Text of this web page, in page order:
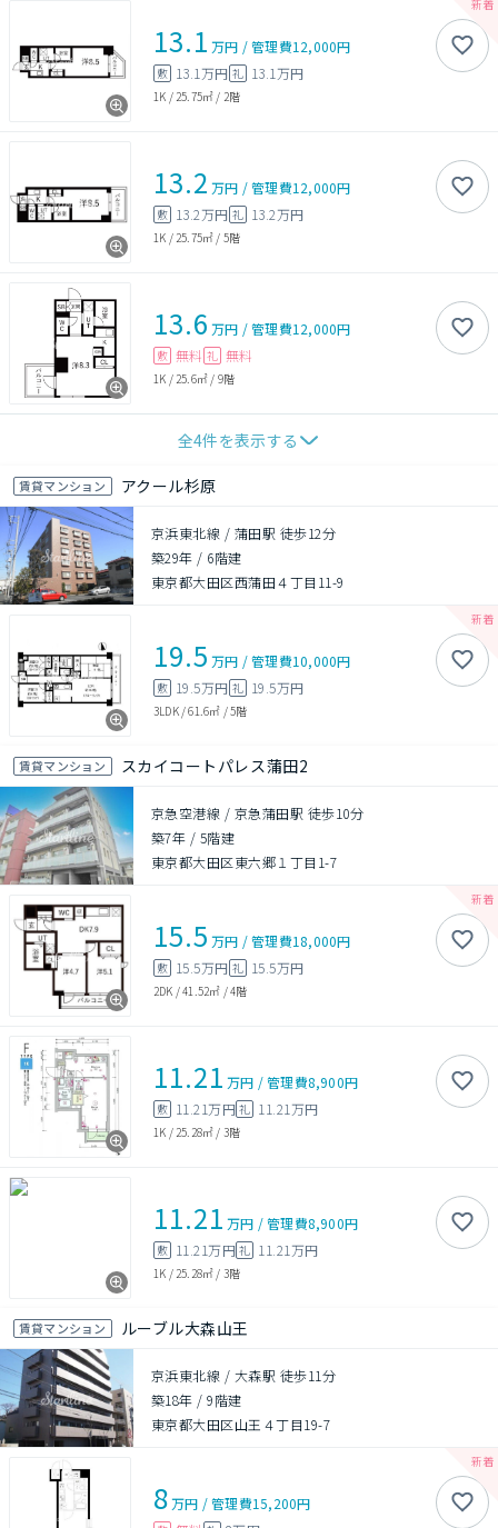
13.1 万円 /管理費12,000円
敷 13.1万円 礼 13.1万円
1K / 25.75㎡ / 2階
13.2 万円 /管理費12,000円
敷 13.2万円 礼 13.2万円
1K / 25.75㎡ / 5階
13.6 万円 /管理費12,000円
敷 無料 礼 無料
1K / 25.6㎡ / 9階
全4件を表示する
賃貸マンション アクール杉原
京浜東北線 / 蒲田駅 徒歩12分
築29年 / 6階建
東京都大田区西蒲田４丁目11-9
19.5 万円 /管理費10,000円
敷 19.5万円 礼 19.5万円
3LDK/61.6㎡ /5階
賃貸マンション スカイコートパレス蒲田2
京急空港線 / 京急蒲田駅 徒歩10分
築7年 / 5階建
東京都大田区東六郷１丁目1-7
15.5 万円 /管理費18,000円
敷 15.5万円 礼 15.5万円
2DK /41.52㎡ /4階
11.21 万円 /管理費8,900円
敷 11.21万円礼 11.21万円
1K / 25.28㎡ / 3階
11.21 万円 /管理費8,900円
敷 11.21万円礼 11.21万円
1K / 25.28㎡ / 3階
賃貸マンション ルーブル大森山王
京浜東北線 / 大森駅 徒歩11分
築18年 /9階建
東京都大田区山王４丁目19-7
8万円 /管理費15,200円